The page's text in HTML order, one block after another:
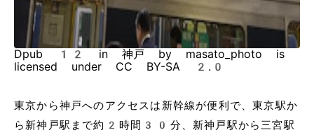
Dpub 12 in 神戸 by masato_photo is
licensed under CC BY-SA 2.0
東京から神戸へのアクセスは新幹線が便利で、東京駅か
ら新神戸駅まで約2時間30分、新神戸駅から三宮駅